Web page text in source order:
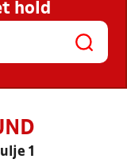
OG
hold
1